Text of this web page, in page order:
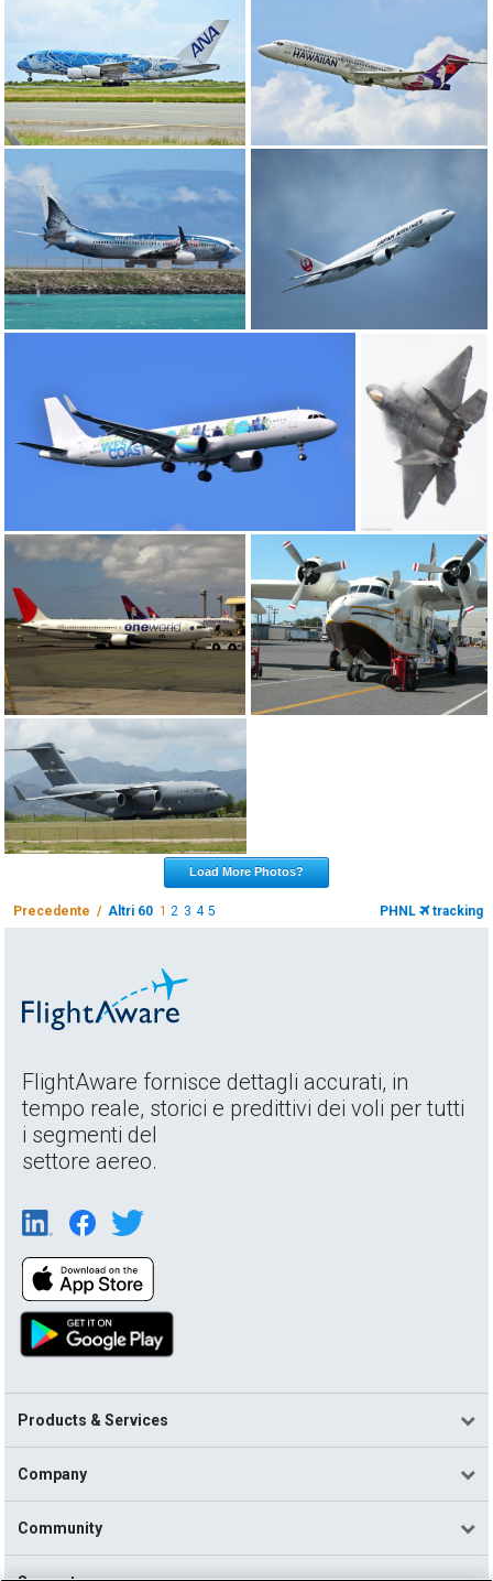
Load More Photos?
Precedente /Altri 60 12 3 4 5 PHNL tracking
FlightAware fornisce dettagli accurati, in
tempo reale, storici e predittivi dei voli per tutti
i segmenti del
settore aereo.
Products & Services
Company
Community